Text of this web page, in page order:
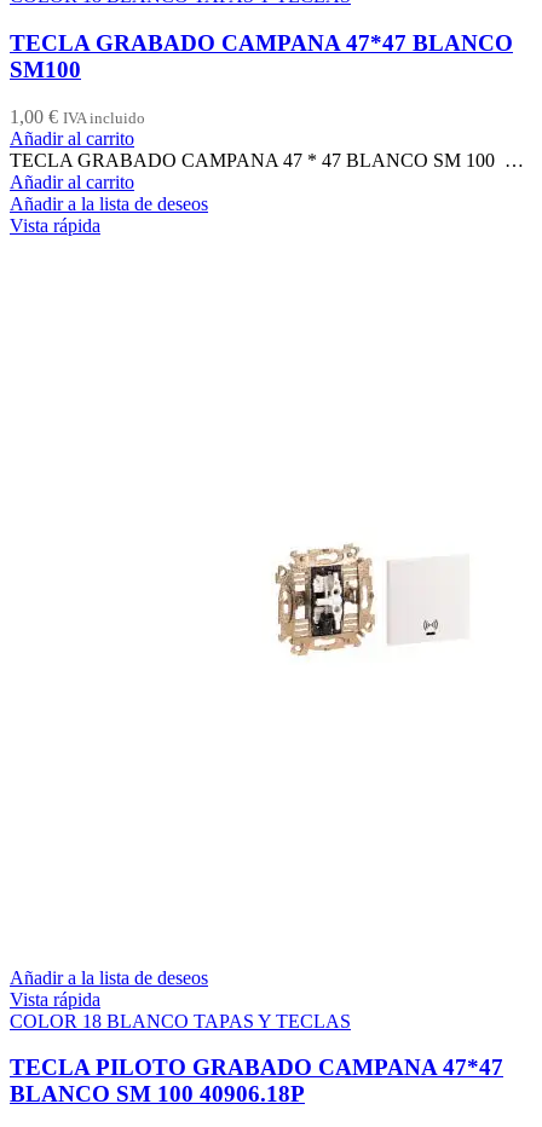
TECLA GRABADO CAMPANA 47*47 BLANCO
SM100
1,00 € IVA incluido
Añadir al carrito
TECLA GRABADO CAMPANA 47 * 47 BLANCO SM 100 …
Añadir al carrito
Añadir a la lista de deseos
Vista rápida
Añadir a la lista de deseos
Vista rápida
COLOR 18 BLANCO TAPAS Y TECLAS
TECLA PILOTO GRABADO CAMPANA 47*47
BLANCO SM 100 40906.18P